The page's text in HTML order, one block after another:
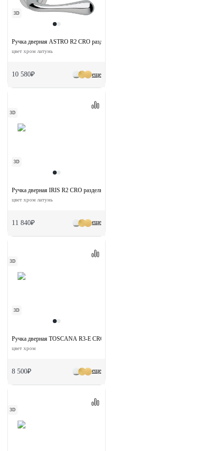
3D
еще
Ручка дверная ASTRO R2 CRO раздельная на круглой розетке
цвет хром латунь
10 580₽
3D
3D
еще
Ручка дверная IRIS R2 CRO раздельная на круглой розетке
цвет хром латунь
11 840₽
3D
3D
еще
Ручка дверная TOSCANA R3-E CRO раздельная на круглой розетке
цвет хром
8 500₽
3D